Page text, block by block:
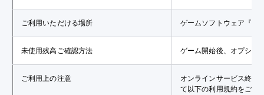
ご利用いただける場所 ゲームソフトウェア『
未使用残高ご確認方法 ゲーム開始後、オプショ
ご利用上の注意
オンラインサービス終了
て以下の利用規約をご確